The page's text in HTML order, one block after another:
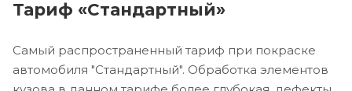
Тариф «Стандартный»
Самый распространенный тариф при покраске
автомобиля "Стандартный". Обработка элементов